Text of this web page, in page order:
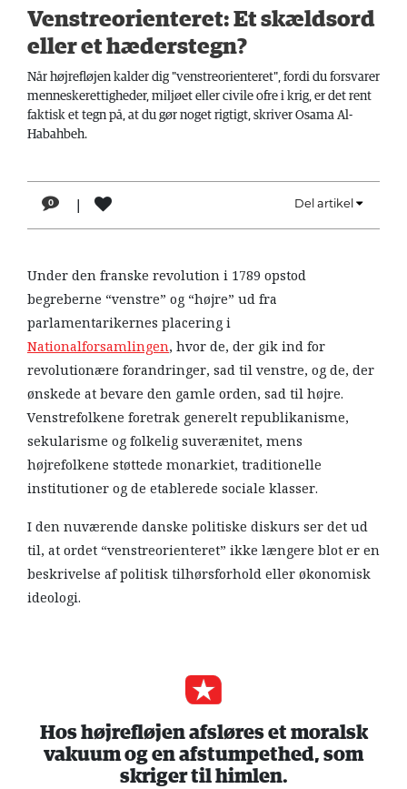
LÆSER
TIL
LÆSER
NAVNE
HISTORIE
OM
ARBEJDEREN
Venstreorienteret: Et skældsord
eller et hæderstegn?
Når højrefløjen kalder dig "venstreorienteret", fordi du forsvarer
menneskerettigheder, miljøet eller civile ofre i krig, er det rent
faktisk et tegn på, at du gør noget rigtigt, skriver Osama Al-
Habahbeh.
0 | Del artikel
Under den franske revolution i 1789 opstod
begreberne “venstre” og “højre” ud fra
parlamentarikernes placering i
Nationalforsamlingen, hvor de, der gik ind for
revolutionære forandringer, sad til venstre, og de, der
ønskede at bevare den gamle orden, sad til højre.
Venstrefolkene foretrak generelt republikanisme,
sekularisme og folkelig suverænitet, mens
højrefolkene støttede monarkiet, traditionelle
institutioner og de etablerede sociale klasser.
I den nuværende danske politiske diskurs ser det ud
til, at ordet “venstreorienteret” ikke længere blot er en
beskrivelse af politisk tilhørsforhold eller økonomisk
ideologi.
Hos højrefløjen afsløres et moralsk
vakuum og en afstumpethed, som
skriger til himlen.